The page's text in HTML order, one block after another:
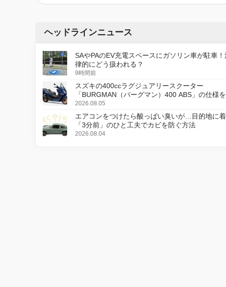
ヘッドラインニュース
SAやPAのEV充電スペースにガソリン車が駐車！
律的にどう扱われる？
9時間前
スズキの400ccラグジュアリースクーター
「BURGMAN（バーグマン）400 ABS」の仕様を
更し、8月18日に発売
2026.08.05
エアコンをつけたら酸っぱい臭いが…目的地に着
「3分前」のひと工夫でカビを防ぐ方法
2026.08.04